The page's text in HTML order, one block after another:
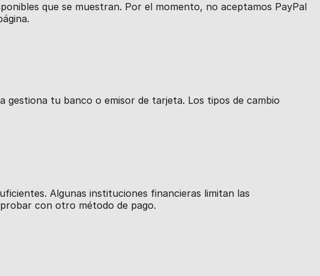
que se muestran. Por el momento, no aceptamos PayPal
gestiona tu banco o emisor de tarjeta. Los tipos de cambio
Algunas instituciones financieras limitan las
con otro método de pago.